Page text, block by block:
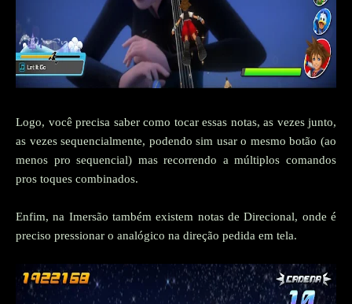
Logo, você precisa saber como tocar essas notas, as vezes junto,
as vezes sequencialmente, podendo sim usar o mesmo botão (ao
menos pro sequencial) mas recorrendo a múltiplos comandos
pros toques combinados.
Enfim, na Imersão também existem notas de Direcional, onde é
preciso pressionar o analógico na direção pedida em tela.